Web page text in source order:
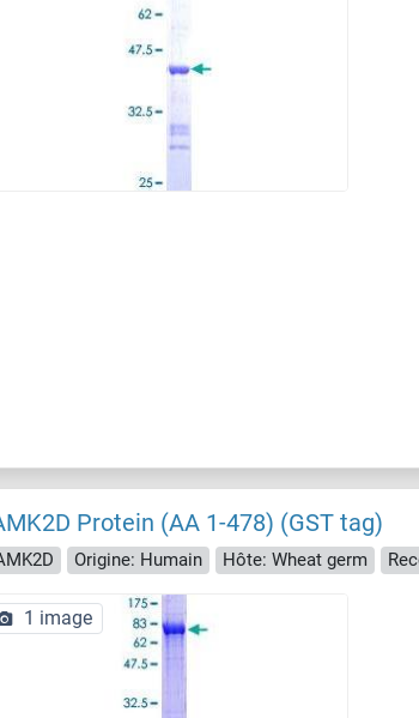
Protein (AA 1-478) (GST tag)
Origine: Humain Hôte: Wheat germ
1 image